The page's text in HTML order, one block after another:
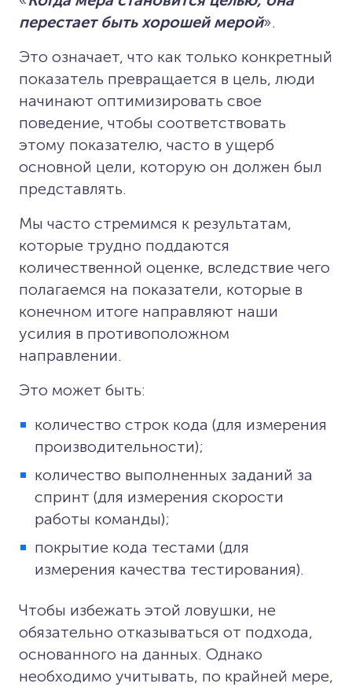
перестает быть хорошей мерой».
Это означает, что как только конкретный
показатель превращается в цель, люди
начинают оптимизировать свое
поведение, чтобы соответствовать
этому показателю, часто в ущерб
основной цели, которую он должен был
представлять.
Мы часто стремимся к результатам,
которые трудно поддаются
количественной оценке, вследствие чего
полагаемся на показатели, которые в
конечном итоге направляют наши
усилия в противоположном
направлении.
Это может быть:
количество строк кода (для измерения
производительности);
количество выполненных заданий за
спринт (для измерения скорости
работы команды);
покрытие кода тестами (для
измерения качества тестирования).
Чтобы избежать этой ловушки, не
обязательно отказываться от подхода,
основанного на данных. Однако
необходимо учитывать, по крайней мере,